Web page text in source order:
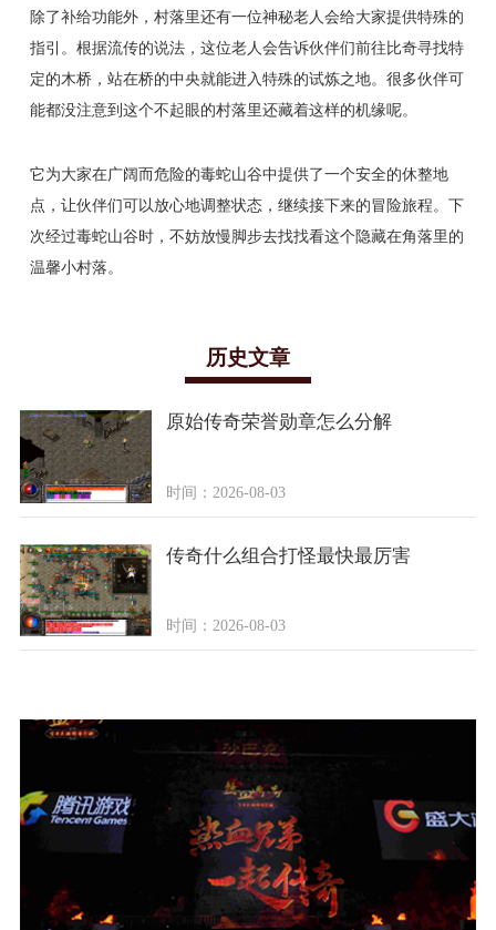
除了补给功能外，村落里还有一位神秘老人会给大家提供特殊的
指引。根据流传的说法，这位老人会告诉伙伴们前往比奇寻找特
定的木桥，站在桥的中央就能进入特殊的试炼之地。很多伙伴可
能都没注意到这个不起眼的村落里还藏着这样的机缘呢。
它为大家在广阔而危险的毒蛇山谷中提供了一个安全的休整地
点，让伙伴们可以放心地调整状态，继续接下来的冒险旅程。下
次经过毒蛇山谷时，不妨放慢脚步去找找看这个隐藏在角落里的
温馨小村落。
历史文章
原始传奇荣誉勋章怎么分解
时间：2026-08-03
传奇什么组合打怪最快最厉害
时间：2026-08-03